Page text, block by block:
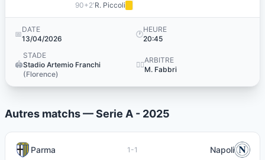
R. Piccoli
90+2'
📅
DATE
13/04/2026
🕐
HEURE
20:45
🏟️
STADE
Stadio Artemio Franchi
(Florence)
👨‍⚖️
ARBITRE
M. Fabbri
Autres matchs — Serie A - 2025
Parma 1-1 Napoli